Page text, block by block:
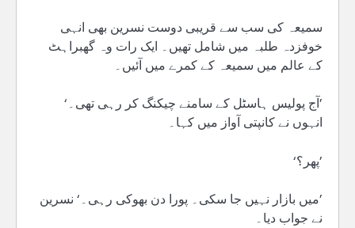
سمیعہ کی سب سے قریبی دوست نسرین بھی انہی
خوفزدہ طلبہ میں شامل تھیں۔ ایک رات وہ گھبراہٹ
کے عالم میں سمیعہ کے کمرے میں آئیں۔
’آج پولیس ہاسٹل کے سامنے چیکنگ کر رہی تھی۔‘
انہوں نے کانپتی آواز میں کہا۔
’پھر؟‘
’میں بازار نہیں جا سکی۔ پورا دن بھوکی رہی۔‘ نسرین
نے جواب دیا۔